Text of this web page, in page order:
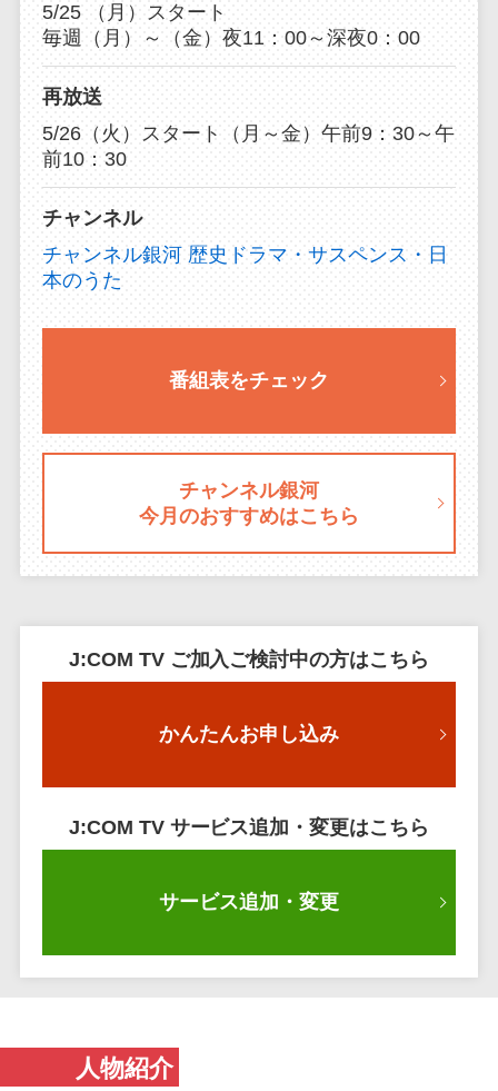
5/25 （月）スタート
毎週（月）～（金）夜11：00～深夜0：00
再放送
5/26（火）スタート（月～金）午前9：30～午
前10：30
チャンネル
チャンネル銀河 歴史ドラマ・サスペンス・日
本のうた
番組表をチェック
チャンネル銀河
今月のおすすめはこちら
J:COM TV ご加入ご検討中の方はこちら
かんたんお申し込み
J:COM TV サービス追加・変更はこちら
サービス追加・変更
人物紹介